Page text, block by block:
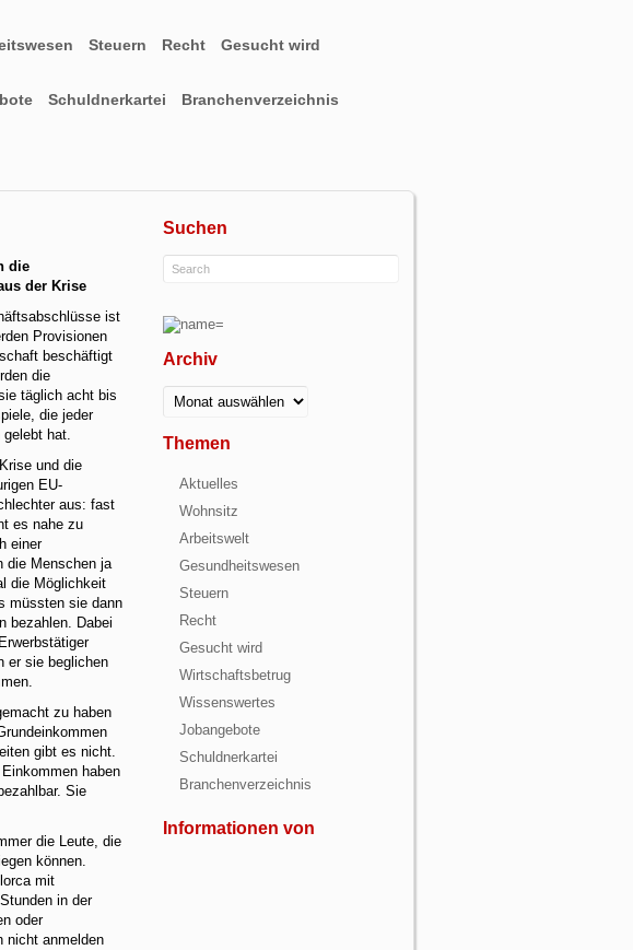
Steuern Recht Gesucht wird
Schuldnerkartei Branchenverzeichnis
Suchen
Archiv
Archiv
Themen
Aktuelles
Wohnsitz
Arbeitswelt
Gesundheitswesen
Steuern
Recht
Gesucht wird
Wirtschaftsbetrug
Wissenswertes
Jobangebote
Schuldnerkartei
Branchenverzeichnis
Informationen von
die
der Krise
ist
Provisionen
beschäftigt
die
täglich acht bis
die jeder
gelebt hat.
und die
EU-
aus: fast
es nahe zu
einer
die Menschen ja
die Möglichkeit
müssten sie dann
bezahlen. Dabei
er sie beglichen
zu haben
gibt es nicht.
haben
Sie
die Leute, die
können.
mit
in der
oder
nicht anmelden